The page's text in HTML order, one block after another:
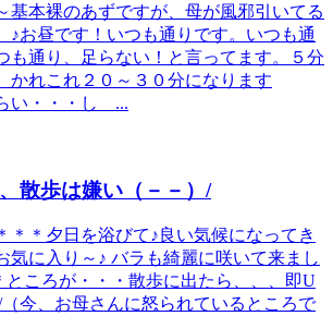
基本裸のあずですが、母が風邪引いてる
♪お昼です！いつも通りです。いつも通
も通り、足らない！と言ってます。５分
かれこれ２０～３０分になります
い・・・し ...
散歩は嫌い（－－）/
＊＊夕日を浴びて♪良い気候になってき
気に入り～♪ バラも綺麗に咲いて来まし
ところが・・・散歩に出たら、、、即U
今、お母さんに怒られているところで